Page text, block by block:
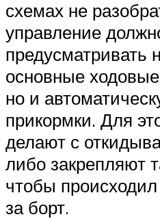
схемах не
управление
предусматривать
основные
но и
прикормки. Для
делают с
либо закрепляют
чтобы
за борт.